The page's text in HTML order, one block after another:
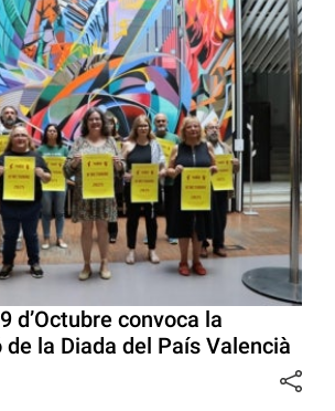
d’Octubre convoca la
la Diada del País Valencià